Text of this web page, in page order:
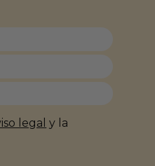
legal y la